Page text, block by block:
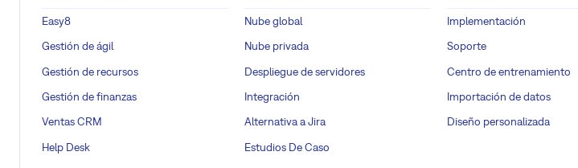
Easy8
Gestión de ágil
Gestión de recursos
Gestión de finanzas
Ventas CRM
Help Desk
Nube global
Nube privada
Despliegue de servidores
Integración
Alternativa a Jira
Estudios De Caso
Implementación
Soporte
Centro de entrenamiento
Importación de datos
Diseño personalizada